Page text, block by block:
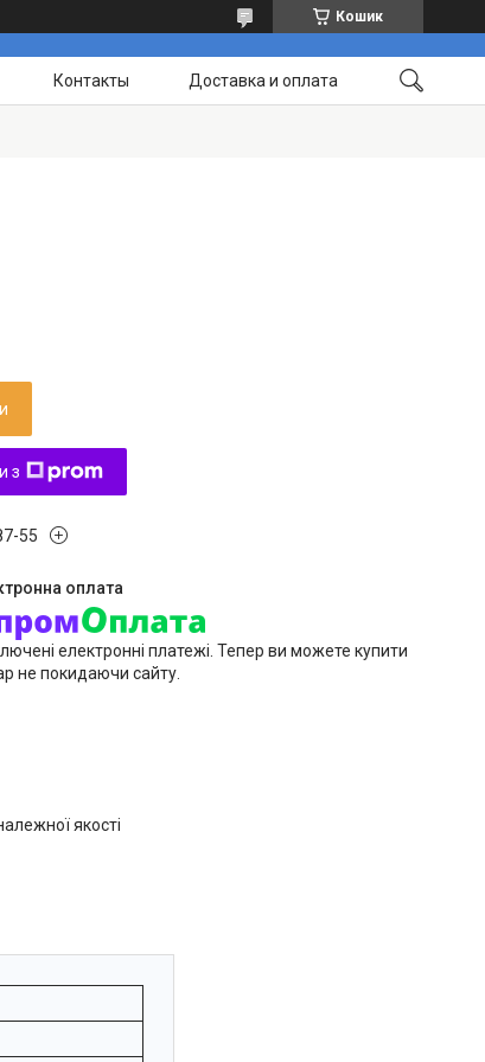
Кошик
Контакты Доставка и оплата
з
55
електронні платежі. Тепер ви можете купити
не покидаючи сайту.
якості